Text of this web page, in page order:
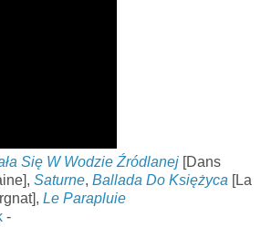
Się W Wodzie Źródlanej [Dans
Saturne, Ballada Do Księżyca [La
Le Parapluie
-